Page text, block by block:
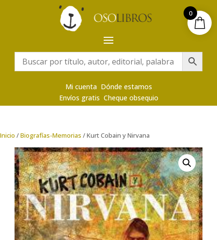
Mi cuenta Dónde estamos
Envíos gratis Cheque obsequio
Inicio /Biografías-Memorias / Kurt Cobain y Nirvana
0